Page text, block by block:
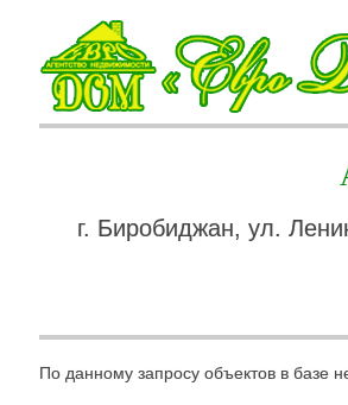
г. Биробиджан, ул.
По данному запросу объектов в базе